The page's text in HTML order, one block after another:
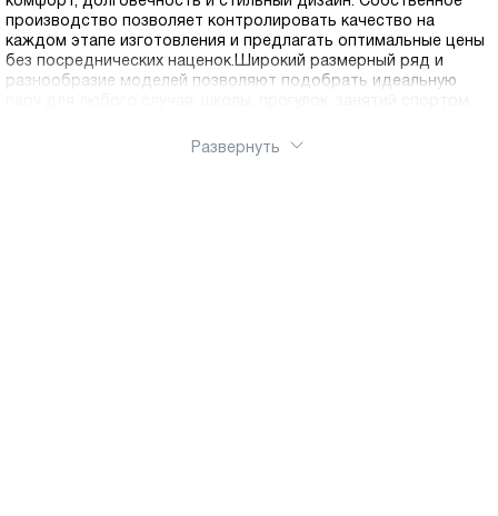
производство позволяет контролировать качество на
каждом этапе изготовления и предлагать оптимальные цены
без посреднических наценок.Широкий размерный ряд и
разнообразие моделей позволяют подобрать идеальную
Развернуть